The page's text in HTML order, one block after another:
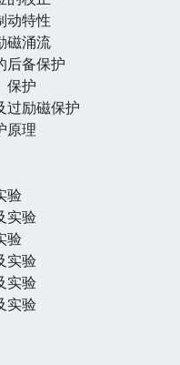
动特性
磁涌流
后备保护
保护
过励磁保护
原理
验
实验
验
实验
实验
实验